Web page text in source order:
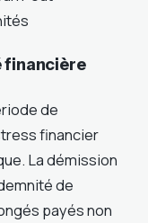
financière
de
financier
La démission
de
payés non